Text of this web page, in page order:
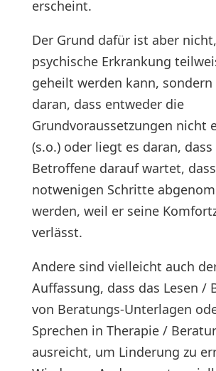
erscheint.
Der Grund dafür ist aber
psychische Erkrankung
geheilt werden kann,
daran, dass entweder die
Grundvoraussetzungen nicht
(s.o.) oder liegt es daran, dass
Betroffene darauf wartet,
notwenigen Schritte
werden, weil er seine
verlässt.
Andere sind vielleicht auch
Auffassung, dass das Lesen /
von Beratungs-Unterlagen
Sprechen in Therapie /
ausreicht, um Linderung zu